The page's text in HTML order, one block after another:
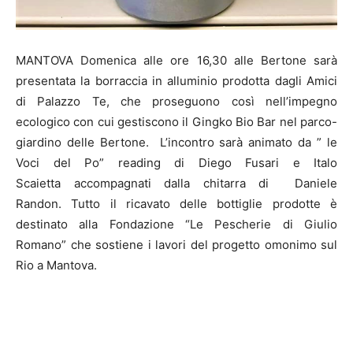
MANTOVA Domenica alle ore 16,30 alle Bertone sarà
presentata la borraccia in alluminio prodotta dagli Amici
di Palazzo Te, che proseguono così nell’impegno
ecologico con cui gestiscono il Gingko Bio Bar nel parco-
giardino delle Bertone. L’incontro sarà animato da ” le
Voci del Po” reading di Diego Fusari e Italo
Scaietta accompagnati dalla chitarra di Daniele
Randon. Tutto il ricavato delle bottiglie prodotte è
destinato alla Fondazione “Le Pescherie di Giulio
Romano” che sostiene i lavori del progetto omonimo sul
Rio a Mantova.